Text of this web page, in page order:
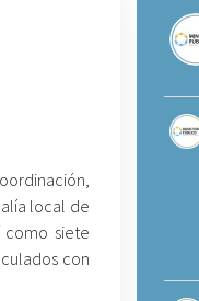
local de
como siete
con